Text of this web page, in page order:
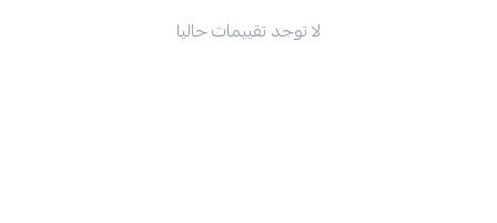
لا توجد تقييمات حاليا